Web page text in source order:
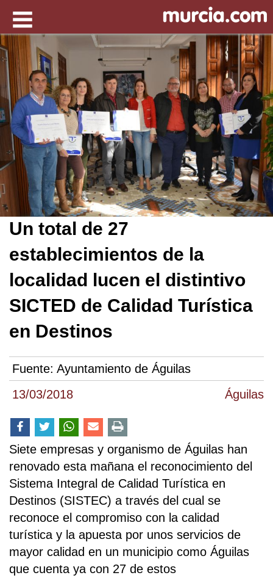
13/03/2018 Águilas
Un total de 27
establecimientos de la
localidad lucen el distintivo
SICTED de Calidad Turística
en Destinos
Fuente: Ayuntamiento de Águilas
Siete empresas y organismo de Águilas han
renovado esta mañana el reconocimiento del
Sistema Integral de Calidad Turística en
Destinos (SISTEC) a través del cual se
reconoce el compromiso con la calidad
turística y la apuesta por unos servicios de
mayor calidad en un municipio como Águilas
que cuenta ya con 27 de estos